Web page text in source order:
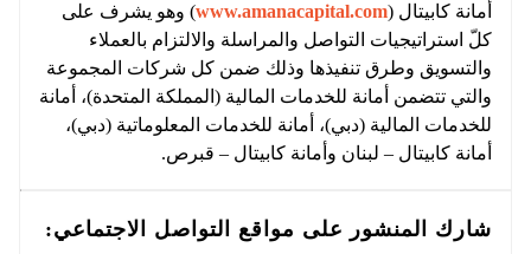
أمانة كابيتال (www.amanacapital.com) وهو يشرف على
كلّ استراتيجيات التواصل والمراسلة والالتزام بالعملاء
والتسويق وطرق تنفيذها وذلك ضمن كل شركات المجموعة
والتي تتضمن أمانة للخدمات المالية (المملكة المتحدة)، أمانة
للخدمات المالية (دبي)، أمانة للخدمات المعلوماتية (دبي)،
أمانة كابيتال – لبنان وأمانة كابيتال – قبرص.
شارك المنشور على مواقع التواصل الاجتماعي: